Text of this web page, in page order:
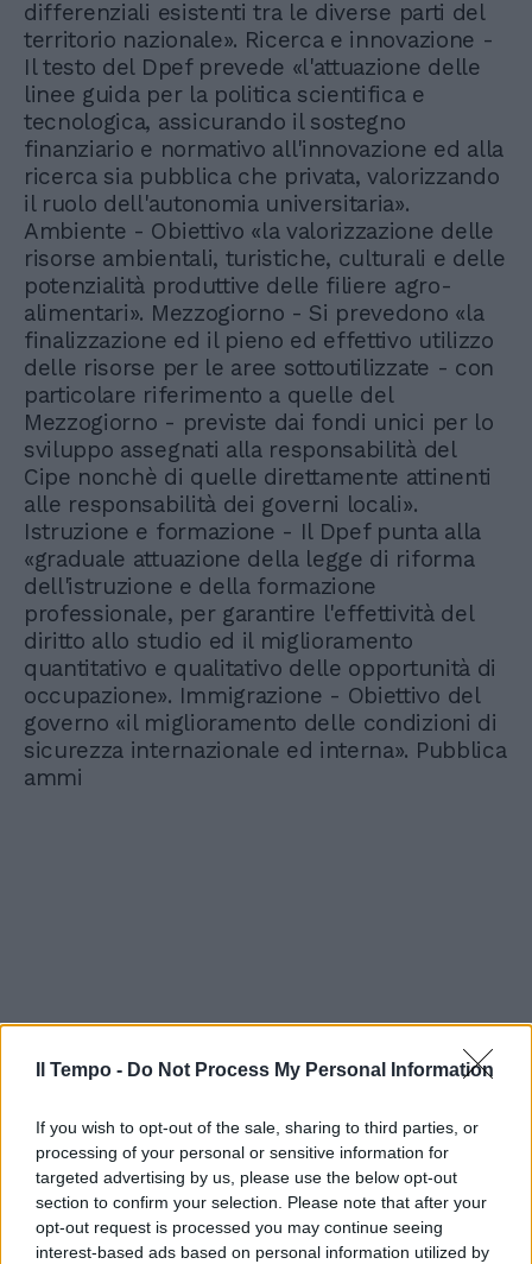
Il Tempo - Do Not Process My Personal Information
If you wish to opt-out of the sale, sharing to third parties, or
processing of your personal or sensitive information for
targeted advertising by us, please use the below opt-out
section to confirm your selection. Please note that after your
opt-out request is processed you may continue seeing
interest-based ads based on personal information utilized by
differenziali esistenti tra le diverse parti del
territorio nazionale». Ricerca e innovazione -
Il testo del Dpef prevede «l'attuazione delle
linee guida per la politica scientifica e
tecnologica, assicurando il sostegno
finanziario e normativo all'innovazione ed alla
ricerca sia pubblica che privata, valorizzando
il ruolo dell'autonomia universitaria».
Ambiente - Obiettivo «la valorizzazione delle
risorse ambientali, turistiche, culturali e delle
potenzialità produttive delle filiere agro-
alimentari». Mezzogiorno - Si prevedono «la
finalizzazione ed il pieno ed effettivo utilizzo
delle risorse per le aree sottoutilizzate - con
particolare riferimento a quelle del
Mezzogiorno - previste dai fondi unici per lo
sviluppo assegnati alla responsabilità del
Cipe nonchè di quelle direttamente attinenti
alle responsabilità dei governi locali».
Istruzione e formazione - Il Dpef punta alla
«graduale attuazione della legge di riforma
dell'istruzione e della formazione
professionale, per garantire l'effettività del
diritto allo studio ed il miglioramento
quantitativo e qualitativo delle opportunità di
occupazione». Immigrazione - Obiettivo del
governo «il miglioramento delle condizioni di
sicurezza internazionale ed interna». Pubblica
ammi